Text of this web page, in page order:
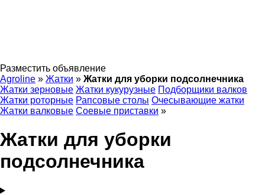
Разместить объявление
Agroline » Жатки » Жатки для уборки подсолнечника
Жатки зерновые Жатки кукурузные Подборщики валков
Жатки роторные Рапсовые столы Очесывающие жатки
Жатки валковые Соевые приставки »
Жатки для уборки
подсолнечника